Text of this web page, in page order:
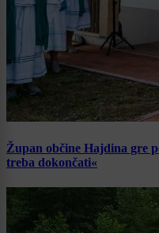
Župan občine Hajdina gre
treba dokončati«